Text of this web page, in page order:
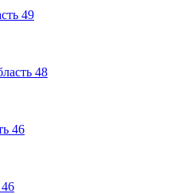
49
48
46
46